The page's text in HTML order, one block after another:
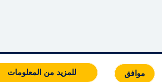
معلومات تنظيمية إتصل بنا مخطط الموقع موافق للمزيد من المعلومات